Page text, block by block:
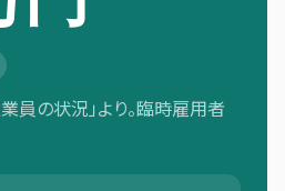
員の状況」より。臨時雇用者